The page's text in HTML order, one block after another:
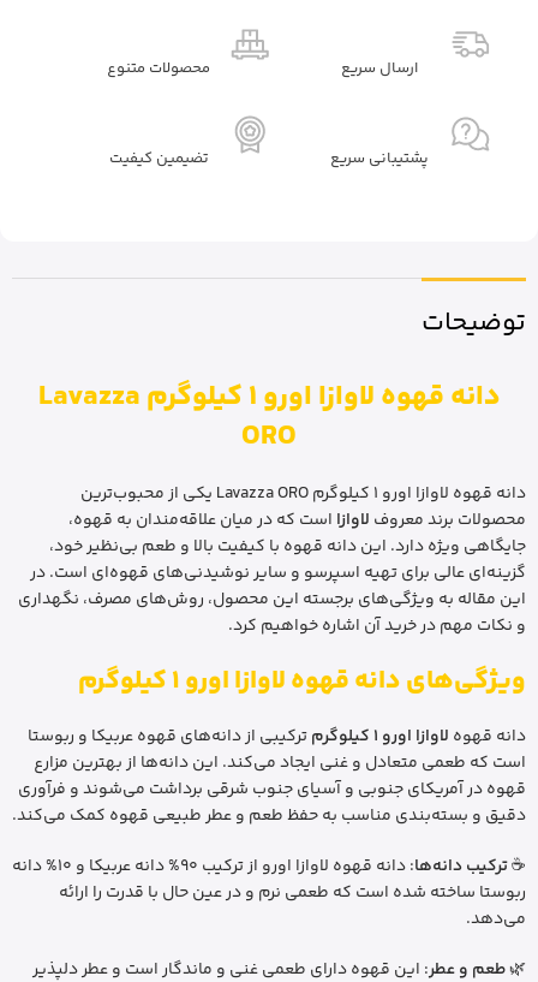
ارسال سریع محصولات متنوع
پشتیبانی سریع تضیمین کیفیت
توضیحات
دانه قهوه لاوازا اورو 1 کیلوگرم Lavazza
ORO
دانه قهوه لاوازا اورو 1 کیلوگرم Lavazza ORO یکی از محبوب‌ترین
محصولات برند معروف لاوازا است که در میان علاقه‌مندان به قهوه،
جایگاهی ویژه دارد. این دانه قهوه با کیفیت بالا و طعم بی‌نظیر خود،
گزینه‌ای عالی برای تهیه اسپرسو و سایر نوشیدنی‌های قهوه‌ای است. در
این مقاله به ویژگی‌های برجسته این محصول، روش‌های مصرف، نگهداری
و نکات مهم در خرید آن اشاره خواهیم کرد.
ویژگی‌های دانه قهوه لاوازا اورو 1 کیلوگرم
دانه قهوه لاوازا اورو 1 کیلوگرم
ترکیبی از دانه‌های قهوه عربیکا و ربوستا
است که طعمی متعادل و غنی ایجاد می‌کند. این دانه‌ها از بهترین مزارع
قهوه در آمریکای جنوبی و آسیای جنوب شرقی برداشت می‌شوند و فرآوری
دقیق و بسته‌بندی مناسب به حفظ طعم و عطر طبیعی قهوه کمک می‌کند.
☕ترکیب دانه‌ها
: دانه قهوه لاوازا اورو از ترکیب 90% دانه عربیکا و 10% دانه
ربوستا ساخته شده است که طعمی نرم و در عین حال با قدرت را ارائه
می‌دهد.
🌿طعم و عطر: این قهوه دارای طعمی غنی و ماندگار است و عطر دلپذیر